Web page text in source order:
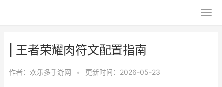
| 王者荣耀肉符文配置指南
作者： 欢乐多手游网 • 更新时间：2026-05-23